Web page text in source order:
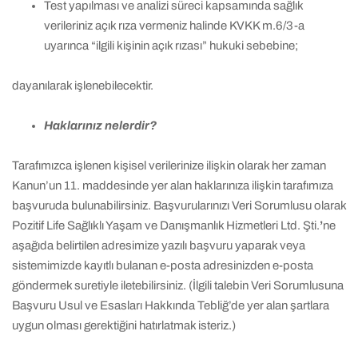
Test yapılması ve analizi süreci kapsamında sağlık
verileriniz açık rıza vermeniz halinde KVKK m.6/3-a
uyarınca “ilgili kişinin açık rızası” hukuki sebebine;
dayanılarak işlenebilecektir.
Haklarınız nelerdir?
Tarafımızca işlenen kişisel verilerinize ilişkin olarak her zaman
Kanun’un 11. maddesinde yer alan haklarınıza ilişkin tarafımıza
başvuruda bulunabilirsiniz. Başvurularınızı Veri Sorumlusu olarak
Pozitif Life Sağlıklı Yaşam ve Danışmanlık Hizmetleri Ltd. Şti.’ne
aşağıda belirtilen adresimize yazılı başvuru yaparak veya
sistemimizde kayıtlı bulanan e-posta adresinizden e-posta
göndermek suretiyle iletebilirsiniz. (İlgili talebin Veri Sorumlusuna
Başvuru Usul ve Esasları Hakkında Tebliğ’de yer alan şartlara
uygun olması gerektiğini hatırlatmak isteriz.)